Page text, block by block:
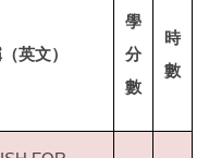
英文）
學
分
數
時
數